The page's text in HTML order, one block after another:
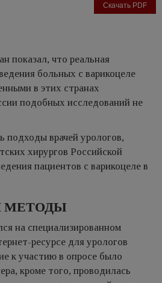
Скачать PDF
показал, что реальная
больных с варикоцеле
в этих странах
подобных исследований не
подходы врачей урологов,
хирургов Российской
пациентов с варикоцеле в
МЕТОДЫ
на специализированном
ресурсе для урологов
к участию в опросе было
кроме того, проводилась